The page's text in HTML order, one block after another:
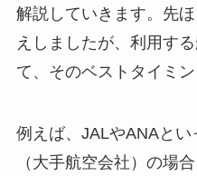
解説していきます。先
えしましたが、利用す
て、そのベストタイミン
例えば、JALやANAと
（大手航空会社）の場